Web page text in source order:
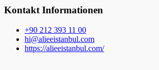
Kontakt Informationen
+90 212 393 11 00
hi@alieeistanbul.com
https://alieeistanbul.com/